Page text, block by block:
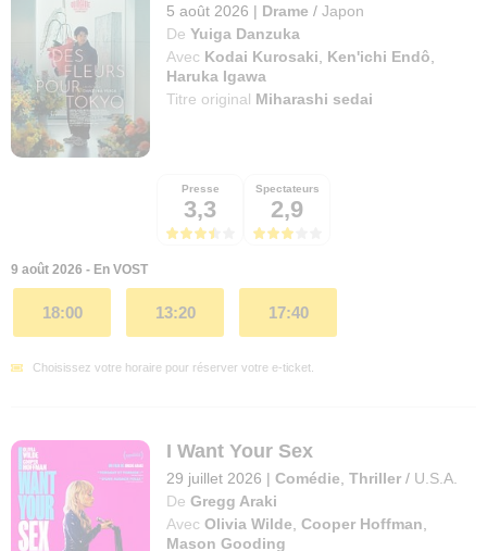
5 août 2026 | Drame / Japon
De Yuiga Danzuka
Avec Kodai Kurosaki Ken'ichi Endô
Haruka Igawa
Titre original Miharashi sedai
Presse
3,3
Spectateurs
2,9
9 août 2026 - En VOST
18:00 13:20 17:40
Choisissez votre horaire pour réserver votre e-ticket.
I Want Your Sex
29 juillet 2026 | Comédie ,Thriller / U.S.A.
De Gregg Araki
Avec Olivia Wilde ,Cooper Hoffman
Mason Gooding